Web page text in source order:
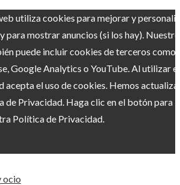
utiliza cookies para mejorar y
para mostrar anuncios (si los hay). Nuestro
puede incluir cookies de terceros como
Google Analytics o YouTube. Al utilizar el
acepta el uso de cookies. Hemos
de Privacidad. Haga clic en el botón para
Política de Privacidad.
ocio